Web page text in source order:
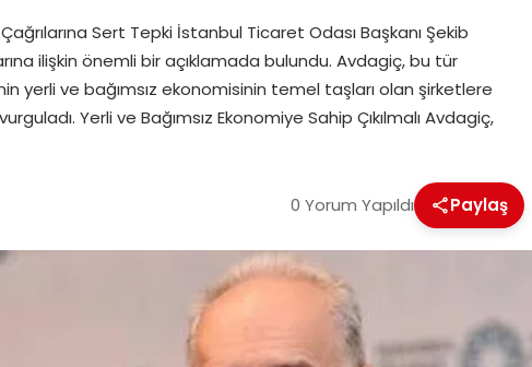
Sert Tepki İstanbul Ticaret Odası Başkanı Şekib
ilişkin önemli bir açıklamada bulundu. Avdagiç, bu tür
yerli ve bağımsız ekonomisinin temel taşları olan şirketlere
Yerli ve Bağımsız Ekonomiye Sahip Çıkılmalı Avdagiç,
0 Yorum Yapıldı Paylaş